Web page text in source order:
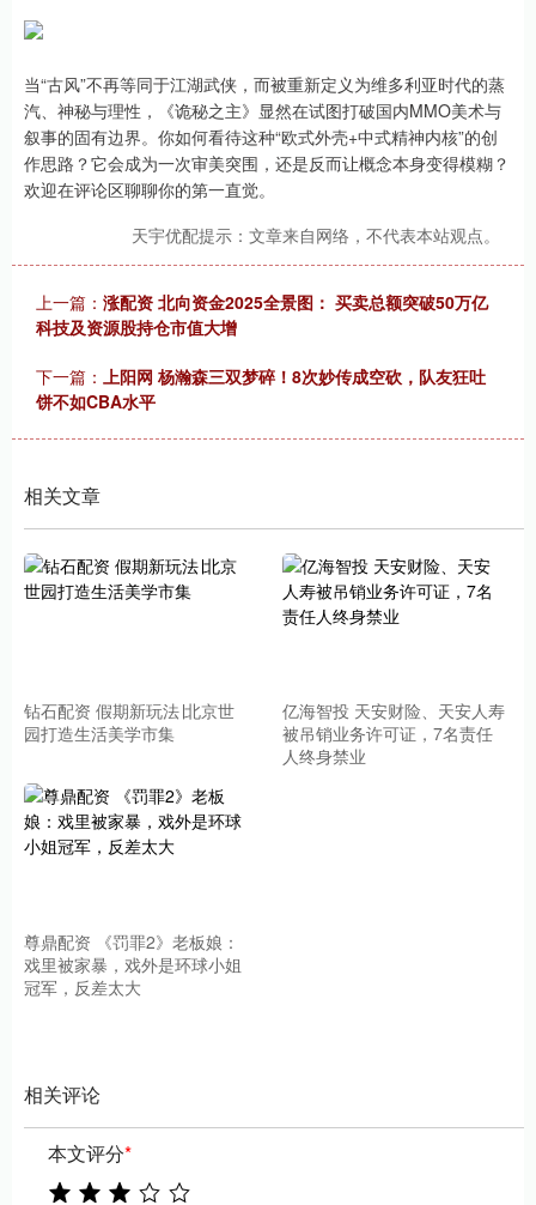
当“古风”不再等同于江湖武侠，而被重新定义为维多利亚时代的蒸
汽、神秘与理性，《诡秘之主》显然在试图打破国内MMO美术与
叙事的固有边界。你如何看待这种“欧式外壳+中式精神内核”的创
作思路？它会成为一次审美突围，还是反而让概念本身变得模糊？
欢迎在评论区聊聊你的第一直觉。
天宇优配提示：文章来自网络，不代表本站观点。
上一篇： 涨配资 北向资金2025全景图： 买卖总额突破50万亿
科技及资源股持仓市值大增
下一篇： 上阳网 杨瀚森三双梦碎！8次妙传成空砍，队友狂吐
饼不如CBA水平
相关文章
钻石配资 假期新玩法∣北京世
园打造生活美学市集
亿海智投 天安财险、天安人寿
被吊销业务许可证，7名责任
人终身禁业
尊鼎配资 《罚罪2》老板娘：
戏里被家暴，戏外是环球小姐
冠军，反差太大
相关评论
本文评分*